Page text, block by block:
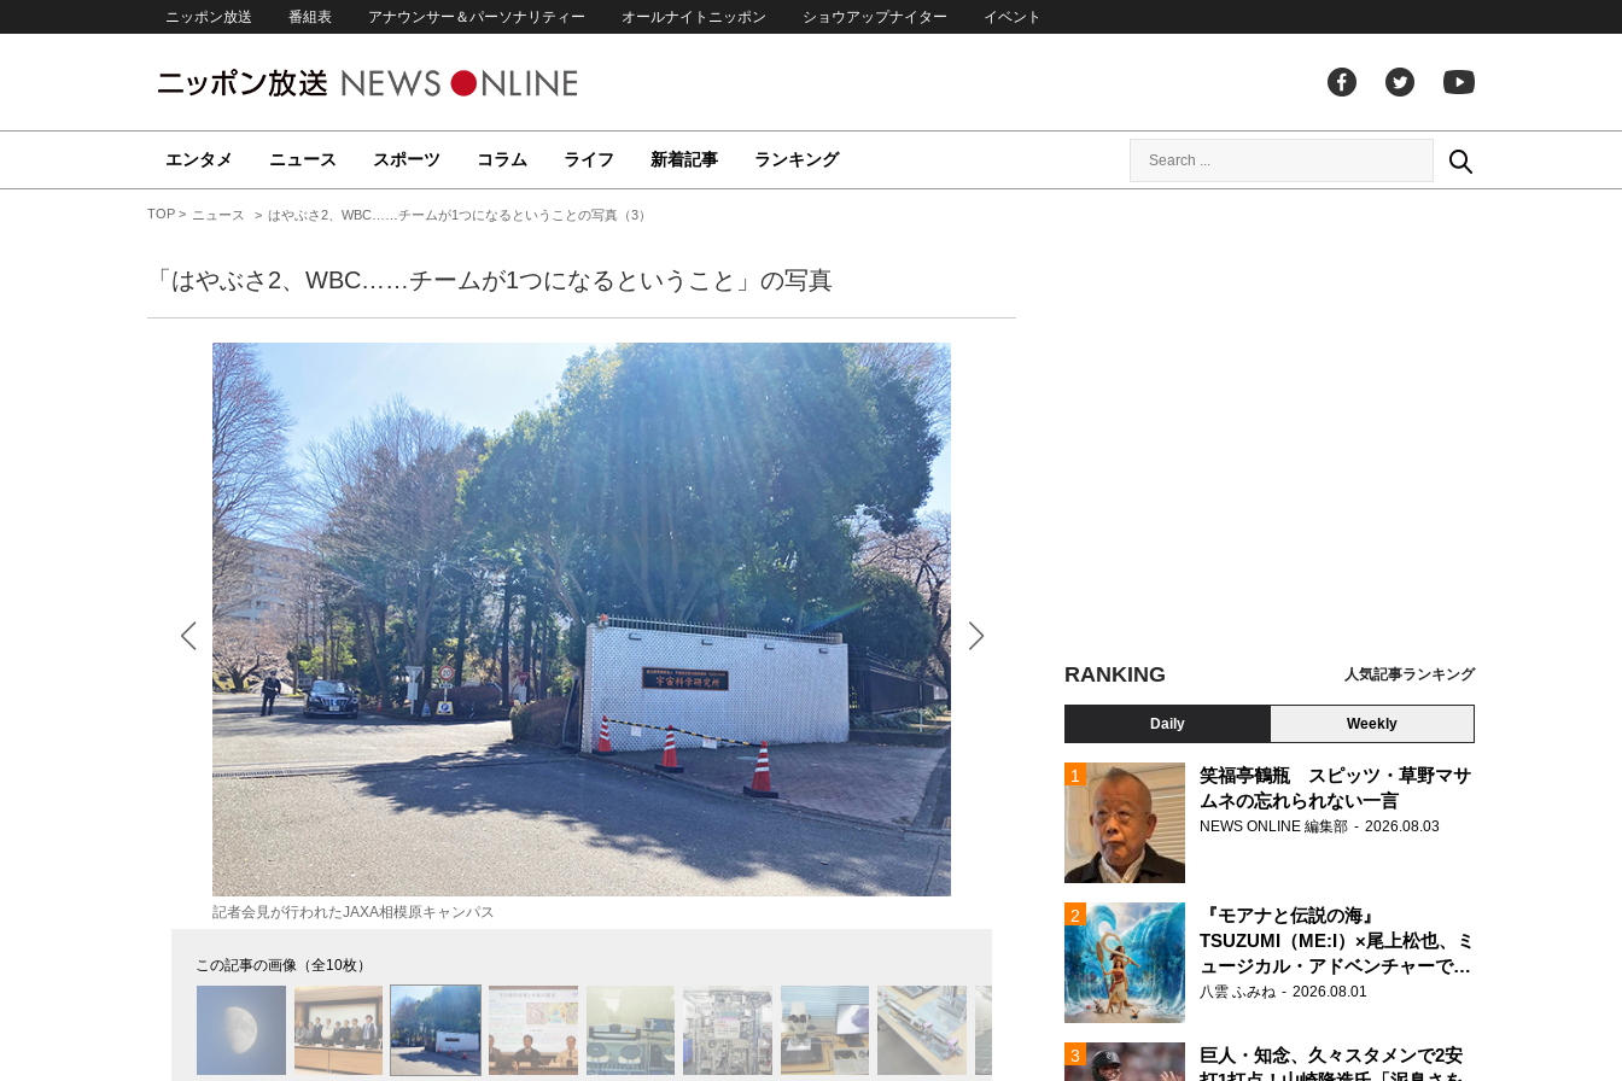
ニッポン放送 番組表 アナウンサー＆パーソナリティー オールナイトニッポン ショウアップナイター イベント
エンタメ ニュース スポーツ コラム ライフ 新着記事 ランキング
TOP ニュース はやぶさ2、WBC……チームが1つになるということの写真（3）
「はやぶさ2、WBC……チームが1つになるということ」の写真
記者会見が行われたJAXA相模原キャンパス 記者会見 右からJAXA津田雄一教授、澤田弘崇ファンクションマネージャ、名大・渡辺
この記事の画像（全10枚）
RANKING 人気記事ランキング
Daily Weekly
笑福亭鶴瓶 スピッツ・草野マサ
ムネの忘れられない一言
NEWS ONLINE 編集部 2026.08.03
『モアナと伝説の海』
TSUZUMI（ME:I）×尾上松也、ミ
ュージカル・アドベンチャーで美
声を響かせる
八雲 ふみね 2026.08.01
巨人・知念、久々スタメンで2安